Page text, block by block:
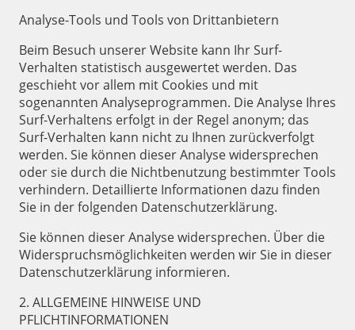
Analyse-Tools und Tools von Drittanbietern
Beim Besuch unserer Website kann Ihr Surf-
Verhalten statistisch ausgewertet werden. Das
geschieht vor allem mit Cookies und mit
sogenannten Analyseprogrammen. Die Analyse Ihres
Surf-Verhaltens erfolgt in der Regel anonym; das
Surf-Verhalten kann nicht zu Ihnen zurückverfolgt
werden. Sie können dieser Analyse widersprechen
oder sie durch die Nichtbenutzung bestimmter Tools
verhindern. Detaillierte Informationen dazu finden
Sie in der folgenden Datenschutzerklärung.
Sie können dieser Analyse widersprechen. Über die
Widerspruchsmöglichkeiten werden wir Sie in dieser
Datenschutzerklärung informieren.
2. ALLGEMEINE HINWEISE UND
PFLICHTINFORMATIONEN